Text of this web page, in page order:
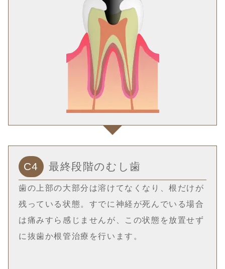
C4 最終段階のむし歯
歯の上部の大部分は溶けてなくなり、根だけが
残っている状態。すでに神経が死んでいる場合
は痛みすら感じませんが、この状態を放置せず
に抜歯か根管治療を行います。